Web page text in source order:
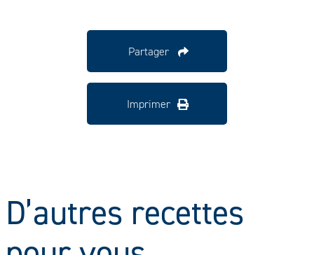
Partager
Imprimer
D’autres recettes